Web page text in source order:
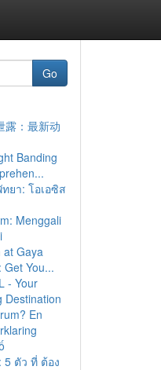
Go
露：最新动
Banding
ยา: โอเอซิส
Menggali
at Gaya
Get You...
- Your
Destination
En
ตัว ที่ ต้อง